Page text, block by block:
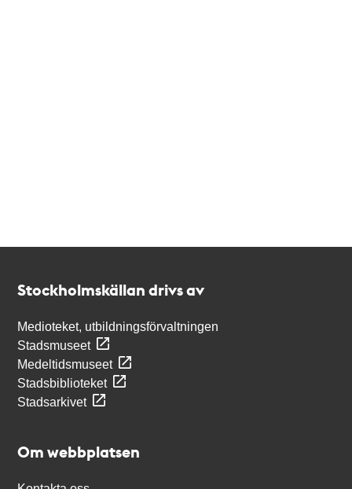
Stockholmskällan drivs av
Medioteket, utbildningsförvaltningen
Stadsmuseet
Medeltidsmuseet
Stadsbiblioteket
Stadsarkivet
Om webbplatsen